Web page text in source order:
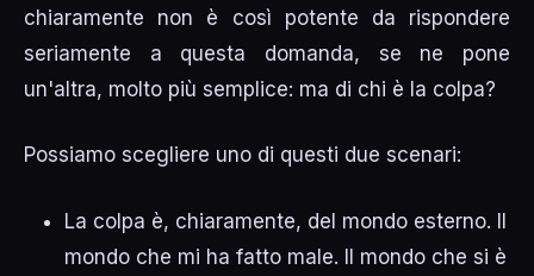
chiaramente non è così potente da rispondere
seriamente a questa domanda, se ne pone
un'altra, molto più semplice: ma di chi è la colpa?
Possiamo scegliere uno di questi due scenari:
La colpa è, chiaramente, del mondo esterno. Il
mondo che mi ha fatto male. Il mondo che si è